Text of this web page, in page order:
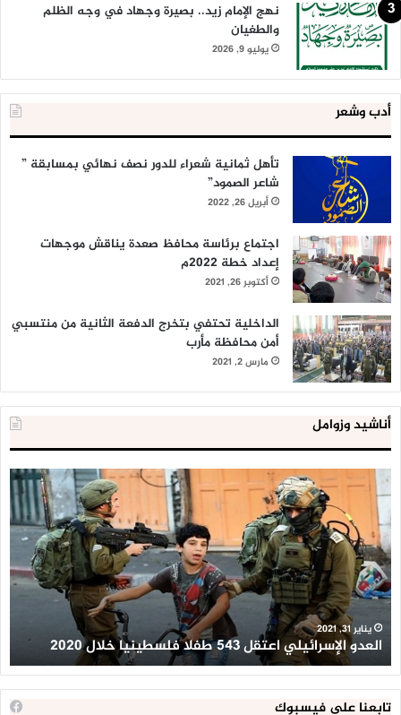
نهج الإمام زيد.. بصيرة وجهاد في وجه الظلم
والطغيان
يوليو 9, 2026
أدب وشعر
تأهل ثمانية شعراء للدور نصف نهائي بمسابقة ”
شاعر الصمود”
أبريل 26, 2022
اجتماع برئاسة محافظ صعدة يناقش موجهات
إعداد خطة 2022م
أكتوبر 26, 2021
الداخلية تحتفي بتخرج الدفعة الثانية من منتسبي
أمن محافظة مأرب
مارس 2, 2021
أناشيد وزوامل
العدو
الإسرائيلي
اعتقل
543
طفلا
فلسطينيا
خلال
2020
يناير 31, 2021
العدو الإسرائيلي اعتقل 543 طفلا فلسطينيا خلال 2020
تابعنا على فيسبوك